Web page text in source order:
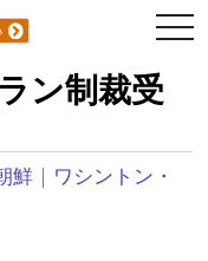
ン制裁受
鮮 ｜ ワシントン・